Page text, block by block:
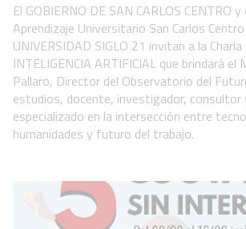
El GOBIERNO DE SAN CARLOS CENTRO
Aprendizaje Universitario San Carlos
UNIVERSIDAD SIGLO 21 invitan a la
INTELIGENCIA ARTIFICIAL que brindará
Pallaro, Director del Observatorio del
estudios, docente, investigador,
especializado en la intersección entre
humanidades y futuro del trabajo.